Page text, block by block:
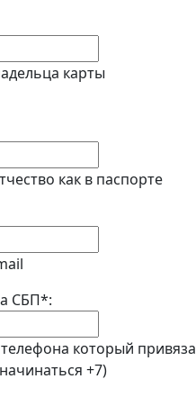
карты
как в паспорте
СБП*:
который
+7)